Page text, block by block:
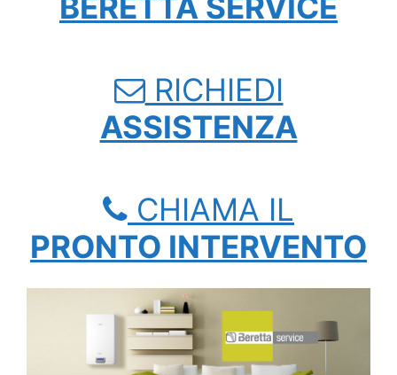
RICHIEDI
ASSISTENZA
CHIAMA IL
PRONTO INTERVENTO